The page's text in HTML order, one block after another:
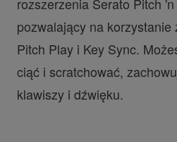
rozszerzenia Serato Pitch
pozwalający na korzystanie
Pitch Play i Key Sync.
ciąć i scratchować,
klawiszy i dźwięku.